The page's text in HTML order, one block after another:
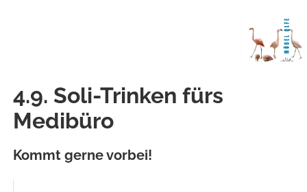
4.9. Soli-Trinken fürs
Medibüro
Kommt gerne vorbei!